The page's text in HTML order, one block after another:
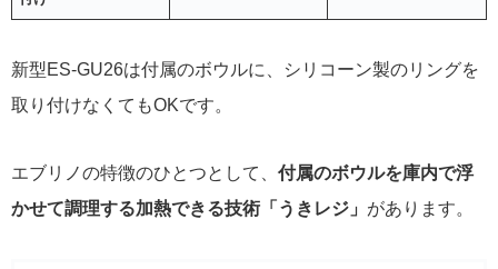
新型ES-GU26は付属のボウルに、シリコーン製のリングを
取り付けなくてもOKです。
エブリノの特徴のひとつとして、 付属のボウルを庫内で浮
かせて調理する加熱できる技術「うきレジ」 があります。